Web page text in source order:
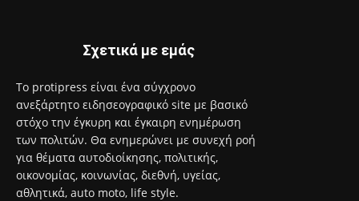
Σχετικά με εμάς
Το protipress είναι ένα σύγχρονο
ανεξάρτητο ειδησεογραφικό site με βασικό
στόχο την έγκυρη και έγκαιρη ενημέρωση
των πολιτών. Θα ενημερώνει με συνεχή ροή
για θέματα αυτοδιοίκησης, πολιτικής,
οικονομίας, κοινωνίας, διεθνή, υγείας,
αθλητικά, auto moto, life style.